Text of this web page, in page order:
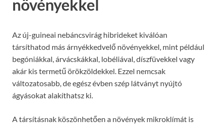
növényekkel
Az új-guineai nebáncsvirág hibrideket kiválóan
társíthatod más árnyékkedvelő növényekkel, mint például
begóniákkal, árvácskákkal, lobéliával, díszfüvekkel vagy
akár kis termetű örökzöldekkel. Ezzel nemcsak
változatosabb, de egész évben szép látványt nyújtó
ágyásokat alakíthatsz ki.
A társításnak köszönhetően a növények mikroklímát is